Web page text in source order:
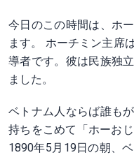
今日のこの時間は、ホ
ます。 ホーチミン主席
導者です。彼は民族独
ました。
ベトナム人ならば誰も
持ちをこめて「ホーお
1890年5月19日の朝、